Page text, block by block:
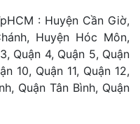
: Huyện Cần Giờ,
Huyện Hóc Môn,
Quận 4, Quận 5, Quận
10, Quận 11, Quận 12,
Quận Tân Bình, Quận